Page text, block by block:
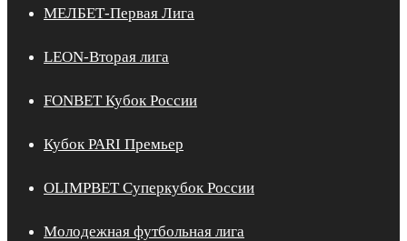
МЕЛБЕТ-Первая Лига
LEON-Вторая лига
FONBET Кубок России
Кубок PARI Премьер
OLIMPBET Суперкубок России
Молодежная футбольная лига